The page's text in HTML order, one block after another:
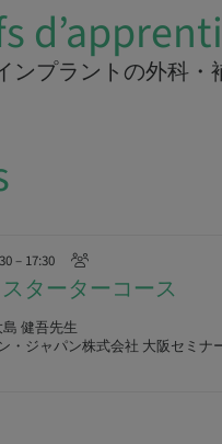
ンプラントの外科
– 17:30
ターターコース
島 健吾先生
・ジャパン株式会社 大阪セミナ